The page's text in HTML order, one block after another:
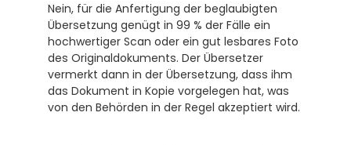
Nein, für die Anfertigung der beglaubigten
Übersetzung genügt in 99 % der Fälle ein
hochwertiger Scan oder ein gut lesbares Foto
des Originaldokuments. Der Übersetzer
vermerkt dann in der Übersetzung, dass ihm
das Dokument in Kopie vorgelegen hat, was
von den Behörden in der Regel akzeptiert wird.